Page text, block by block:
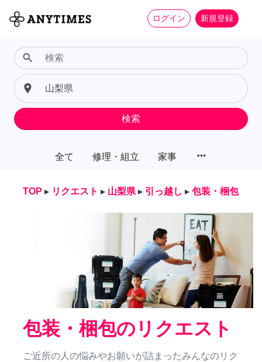
ログイン 新規登録
全て 修理・組立 家事 more_horiz
search
place
検索
TOP ▸ リクエスト ▸ 山梨県 ▸ 引っ越し ▸ 包装・梱包
包装・梱包のリクエスト
ご近所の人の悩みやお願いが詰まったみんなのリク